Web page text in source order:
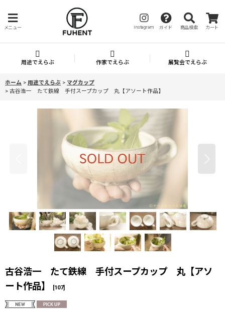
メニュー instagram ガイド 商品検索 カート
用途でえらぶ 作家でえらぶ 展覧会でえらぶ
ホーム > 用途でえらぶ > マグカップ
> 古谷浩一 たて鉄線 手付スープカップ 丸【アソート作品】
古谷浩一 たて鉄線 手付スープカップ 丸【アソ
ート作品】
[107]